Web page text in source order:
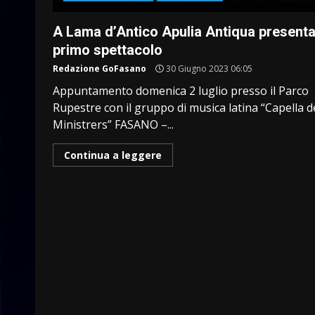
A Lama d’Antico Apulia Antiqua
primo spettacolo
Redazione GoFasano 30 Giugno 2023 06:05
Appuntamento domenica 2 luglio presso il Parco
Rupestre con il gruppo di musica latina “Capella
Ministrers” FASANO –...
Continua a leggere